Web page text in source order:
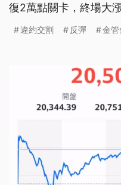
復2萬點關卡，終場大
跌停吹起反攻號角，
違約交割 反彈 金管